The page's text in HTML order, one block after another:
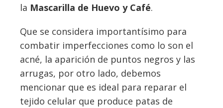
la Mascarilla de Huevo y Café.
Que se considera importantísimo para
combatir imperfecciones como lo son el
acné, la aparición de puntos negros y las
arrugas, por otro lado, debemos
mencionar que es ideal para reparar el
tejido celular que produce patas de